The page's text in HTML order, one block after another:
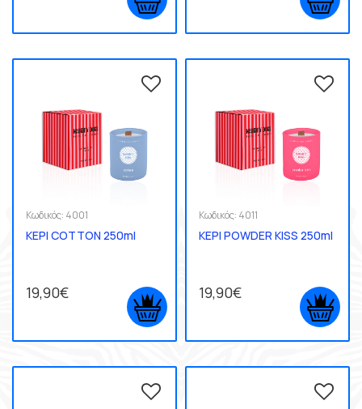
Κωδικός: 4001
ΚΕΡΙ COTTON 250ml
19,90€
Κωδικός: 4011
ΚΕΡΙ POWDER KISS 250ml
19,90€